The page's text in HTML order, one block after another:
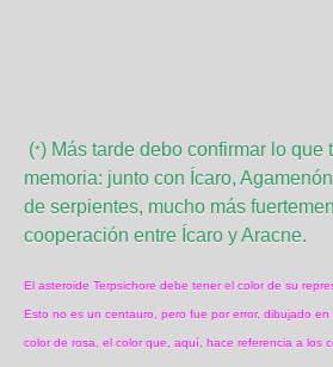
(*) Más tarde debo confirmar lo que
memoria: junto con Ícaro,
de serpientes, mucho más
cooperación entre Ícaro y Aracne.
El asteroide Terpsichore debe tener el color de su
Esto no es un centauro, pero fue por error, dibujado
color de rosa, el color que, aquí, hace referencia a los